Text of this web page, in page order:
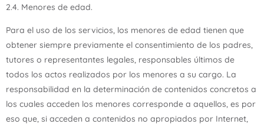
2.4. Menores de edad.
Para el uso de los servicios, los menores de edad tienen que
obtener siempre previamente el consentimiento de los padres,
tutores o representantes legales, responsables últimos de
todos los actos realizados por los menores a su cargo. La
responsabilidad en la determinación de contenidos concretos a
los cuales acceden los menores corresponde a aquellos, es por
eso que, si acceden a contenidos no apropiados por Internet,